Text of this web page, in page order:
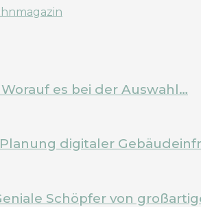
es bei der Auswahl…
digitaler
Schöpfer von